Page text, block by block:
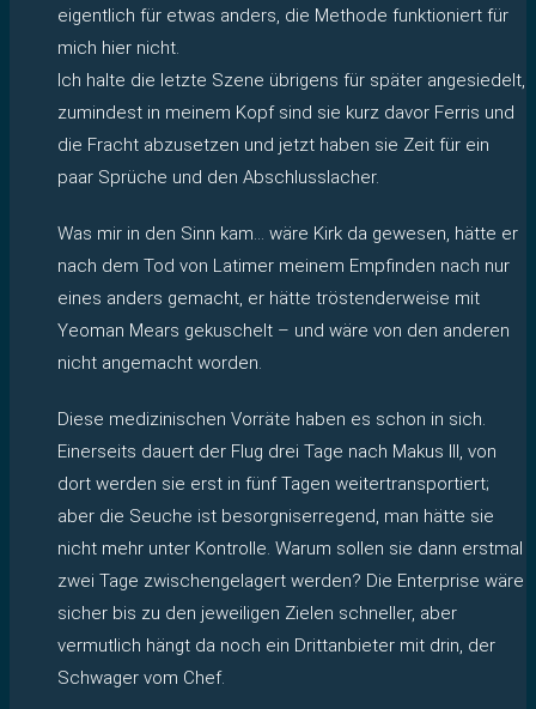
eigentlich für etwas anders, die Methode funktioniert für
mich hier nicht.
Ich halte die letzte Szene übrigens für später angesiedelt,
zumindest in meinem Kopf sind sie kurz davor Ferris und
die Fracht abzusetzen und jetzt haben sie Zeit für ein
paar Sprüche und den Abschlusslacher.
Was mir in den Sinn kam… wäre Kirk da gewesen, hätte er
nach dem Tod von Latimer meinem Empfinden nach nur
eines anders gemacht, er hätte tröstenderweise mit
Yeoman Mears gekuschelt – und wäre von den anderen
nicht angemacht worden.
Diese medizinischen Vorräte haben es schon in sich.
Einerseits dauert der Flug drei Tage nach Makus III, von
dort werden sie erst in fünf Tagen weitertransportiert;
aber die Seuche ist besorgniserregend, man hätte sie
nicht mehr unter Kontrolle. Warum sollen sie dann erstmal
zwei Tage zwischengelagert werden? Die Enterprise wäre
sicher bis zu den jeweiligen Zielen schneller, aber
vermutlich hängt da noch ein Drittanbieter mit drin, der
Schwager vom Chef.